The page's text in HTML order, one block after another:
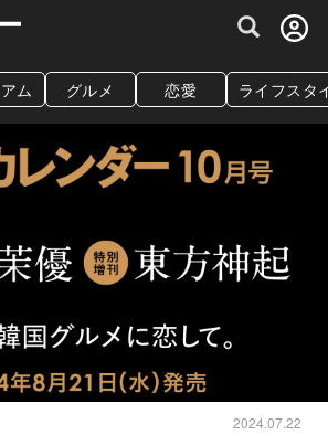
グルメ情報・プレミアムレストラン予約
ム グルメ 恋愛 ライフスタ
2024.07.22